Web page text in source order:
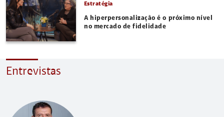
Estratégia
A hiperpersonalização é o próximo nível
no mercado de fidelidade
Entrevistas